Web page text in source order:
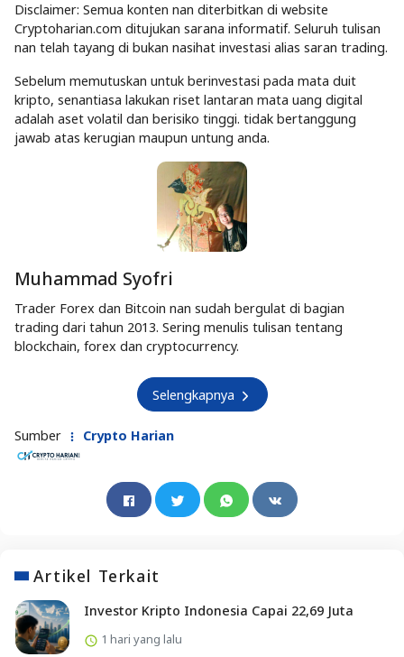
Disclaimer: Semua konten nan diterbitkan di website
Cryptoharian.com ditujukan sarana informatif. Seluruh tulisan
nan telah tayang di bukan nasihat investasi alias saran trading.
Sebelum memutuskan untuk berinvestasi pada mata duit
kripto, senantiasa lakukan riset lantaran mata uang digital
adalah aset volatil dan berisiko tinggi. tidak bertanggung
jawab atas kerugian maupun untung anda.
Muhammad Syofri
Trader Forex dan Bitcoin nan sudah bergulat di bagian
trading dari tahun 2013. Sering menulis tulisan tentang
blockchain, forex dan cryptocurrency.
Selengkapnya
Sumber Crypto Harian
Artikel Terkait
Investor Kripto Indonesia Capai 22,69 Juta
1 hari yang lalu